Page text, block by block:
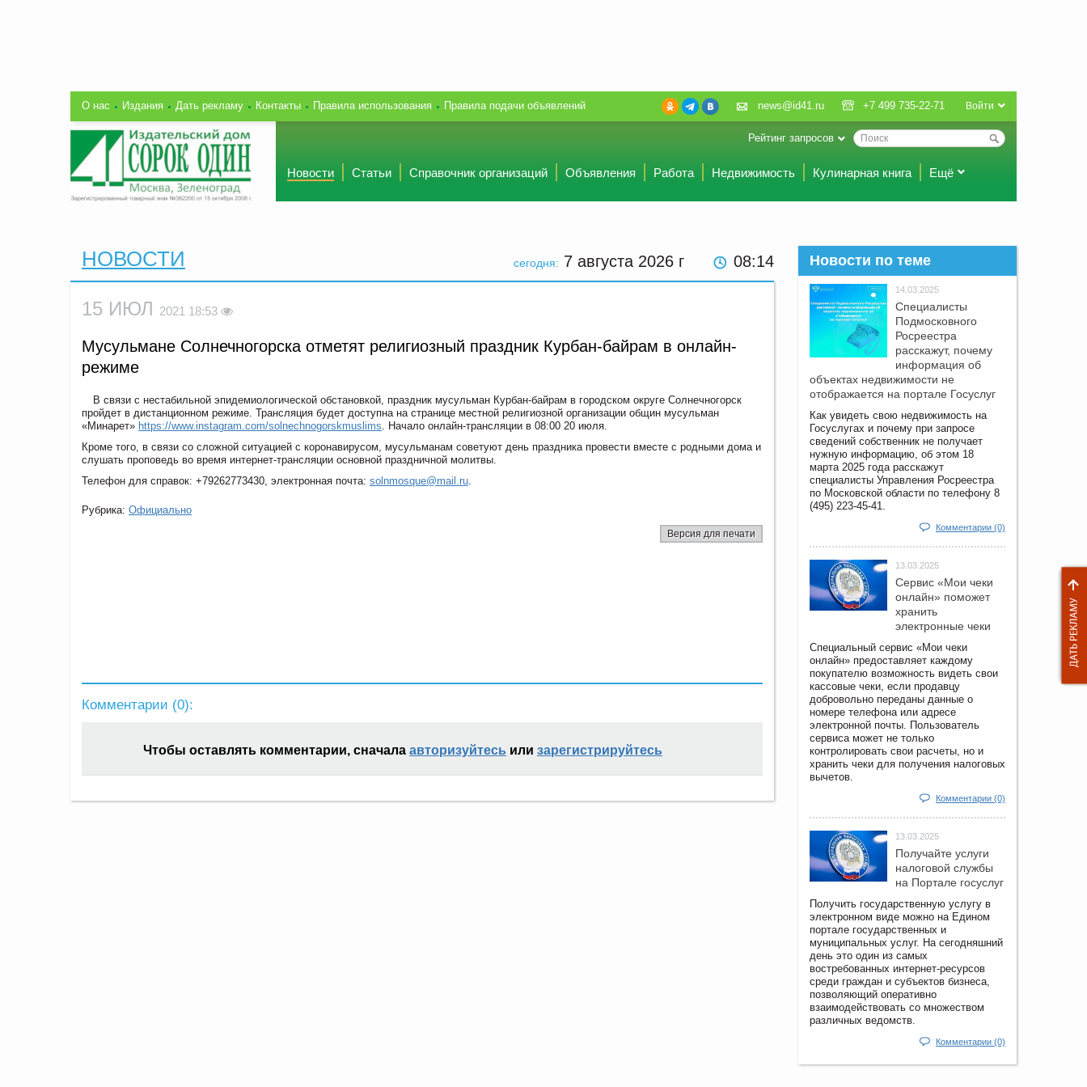
О нас Издания Дать рекламу Контакты Правила использования Правила подачи объявлений Войти
news@id41.ru +7 499 735-22-71
Рейтинг запросов
Новости Статьи Справочник организаций Объявления Работа Недвижимость Кулинарная книга Ещё
сегодня: 7 августа 2026 г 08:14
НОВОСТИ
15 ИЮЛ 2021 18:53
Мусульмане Солнечногорска отметят религиозный праздник Курбан-байрам в онлайн-
режиме
В связи с нестабильной эпидемиологической обстановкой, праздник мусульман Курбан-байрам в городском округе Солнечногорск
пройдет в дистанционном режиме. Трансляция будет доступна на странице местной религиозной организации общин мусульман
«Минарет» https://www.instagram.com/solnechnogorskmuslims . Начало онлайн-трансляции в 08:00 20 июля.
Кроме того, в связи со сложной ситуацией с коронавирусом, мусульманам советуют день праздника провести вместе с родными дома и
слушать проповедь во время интернет-трансляции основной праздничной молитвы.
Телефон для справок: +79262773430, электронная почта: solnmosque@mail.ru
Рубрика: Официально
Версия для печати
Комментарии (0):
Чтобы оставлять комментарии, сначала авторизуйтесь или зарегистрируйтесь
Новости по теме
14.03.2025
Специалисты
Подмосковного
Росреестра
расскажут, почему
информация об
объектах недвижимости не
отображается на портале Госуслуг
Как увидеть свою недвижимость на
Госуслугах и почему при запросе
сведений собственник не получает
нужную информацию, об этом 18
марта 2025 года расскажут
специалисты Управления Росреестра
по Московской области по телефону 8
(495) 223-45-41.
Комментарии (0)
13.03.2025
Сервис «Мои чеки
онлайн» поможет
хранить
электронные чеки
Специальный сервис «Мои чеки
онлайн» предоставляет каждому
покупателю возможность видеть свои
кассовые чеки, если продавцу
добровольно переданы данные о
номере телефона или адресе
электронной почты. Пользователь
сервиса может не только
контролировать свои расчеты, но и
хранить чеки для получения налоговых
вычетов.
Комментарии (0)
13.03.2025
Получайте услуги
налоговой службы
на Портале госyслуг
Получить государственную услугу в
электронном виде можно на Едином
портале государственных и
муниципальных услуг. На сегодняшний
день это один из самых
востребованных интернет-ресурсов
среди граждан и субъектов бизнеса,
позволяющий оперативно
взаимодействовать со множеством
различных ведомств.
Комментарии (0)